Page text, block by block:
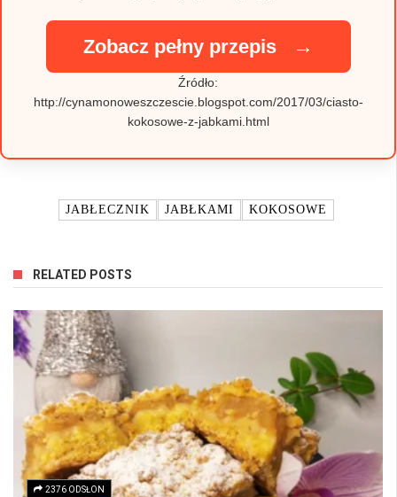
Zobacz pełny przepis →
Źródło:
http://cynamonoweszczescie.blogspot.com/2017/03/ciasto-
kokosowe-z-jabkami.html
JABŁECZNIK JABŁKAMI KOKOSOWE
RELATED POSTS
2376 ODSŁON